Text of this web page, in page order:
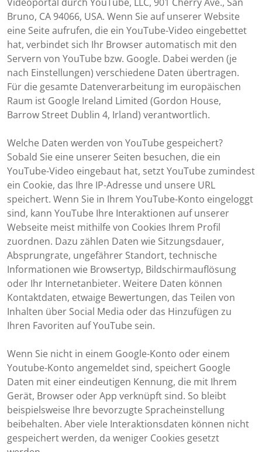
Bruno, CA 94066, USA. Wenn Sie auf unserer Website
eine Seite aufrufen, die ein YouTube-Video eingebettet
hat, verbindet sich Ihr Browser automatisch mit den
Servern von YouTube bzw. Google. Dabei werden (je
nach Einstellungen) verschiedene Daten übertragen.
Für die gesamte Datenverarbeitung im europäischen
Raum ist Google Ireland Limited (Gordon House,
Barrow Street Dublin 4, Irland) verantwortlich.
Welche Daten werden von YouTube gespeichert?
Sobald Sie eine unserer Seiten besuchen, die ein
YouTube-Video eingebaut hat, setzt YouTube zumindest
ein Cookie, das Ihre IP-Adresse und unsere URL
speichert. Wenn Sie in Ihrem YouTube-Konto eingeloggt
sind, kann YouTube Ihre Interaktionen auf unserer
Webseite meist mithilfe von Cookies Ihrem Profil
zuordnen. Dazu zählen Daten wie Sitzungsdauer,
Absprungrate, ungefährer Standort, technische
Informationen wie Browsertyp, Bildschirmauflösung
oder Ihr Internetanbieter. Weitere Daten können
Kontaktdaten, etwaige Bewertungen, das Teilen von
Inhalten über Social Media oder das Hinzufügen zu
Ihren Favoriten auf YouTube sein.
Wenn Sie nicht in einem Google-Konto oder einem
Youtube-Konto angemeldet sind, speichert Google
Daten mit einer eindeutigen Kennung, die mit Ihrem
Gerät, Browser oder App verknüpft sind. So bleibt
beispielsweise Ihre bevorzugte Spracheinstellung
beibehalten. Aber viele Interaktionsdaten können nicht
gespeichert werden, da weniger Cookies gesetzt